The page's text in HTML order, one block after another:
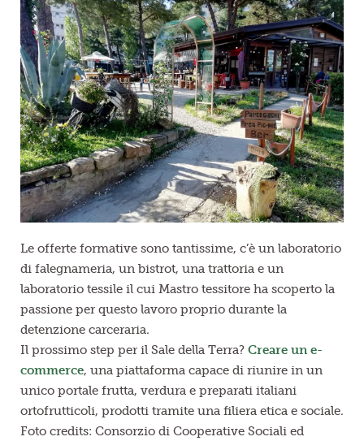
Le offerte formative sono tantissime, c’è un laboratorio
di falegnameria, un bistrot, una trattoria e un
laboratorio tessile il cui Mastro tessitore ha scoperto la
passione per questo lavoro proprio durante la
detenzione carceraria.
Il prossimo step per il Sale della Terra? Creare un e-
commerce, una piattaforma capace di riunire in un
unico portale frutta, verdura e preparati italiani
ortofrutticoli, prodotti tramite una filiera etica e sociale.
Foto credits: Consorzio di Cooperative Sociali ed